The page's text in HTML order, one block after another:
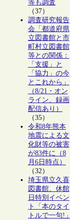
等も調査
（37）
調査研究報告
会「都道府県
立図書館と市
町村立図書館
等との関係：
「支援」と
「協力」の今
とこれから」
（8/21・オン
ライン、録画
配信あり）
（35）
令和8年熊本
地震による文
化財等の被害
が83件に（8
月6日時点）
（32）
埼玉県立久喜
図書館、休館
日特別イベン
ト「本のタイ
トルで一句!」